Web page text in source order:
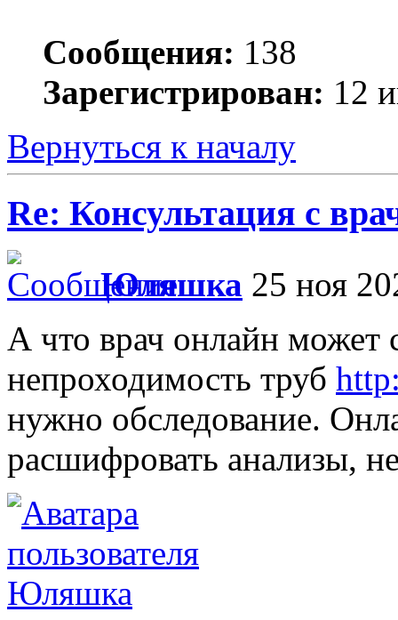
Сообщения: 138
Зарегистрирован: 12
Вернуться к началу
Re: Консультация с
Юляшка 25 ноя
А что врач онлайн может
непроходимость труб
нужно обследование.
расшифровать анализы,
Юляшка